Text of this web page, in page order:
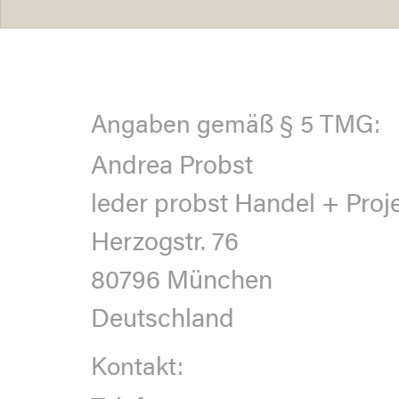
Angaben gemäß § 5 TMG:
Andrea Probst
leder probst Handel +
Herzogstr. 76
80796 München
Deutschland
Kontakt: